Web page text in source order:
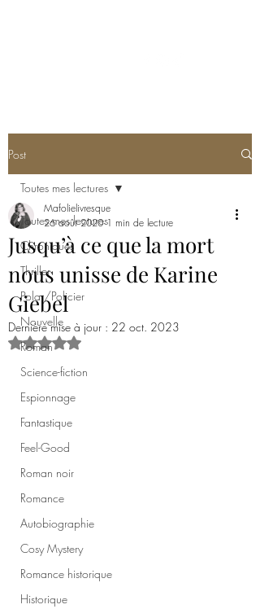
Post
Toutes mes lectures
Chroniques
Thriller
Polar/Policier
Nouvelle
Roman
Science-fiction
Espionnage
Fantastique
Feel-Good
Roman noir
Romance
Autobiographie
Cosy Mystery
Romance historique
Historique
Toutes mes lectures
Jusqu’à ce que la mort
nous unisse de Karine
Giebel
Mafolielivresque
26 août 2020 1 min de lecture
Dernière mise à jour : 22 oct. 2023
Noté NaN étoiles sur 5.